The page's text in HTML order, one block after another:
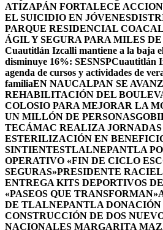
ATIZAPÁN FORTALECE
EL SUICIDIO EN JÓVENES
PARQUE RESIDENCIAL
ÁGIL Y SEGURA PARA MILES
Cuautitlán Izcalli mantiene a la baja
disminuye 16%: SESNSPCuautitlán
agenda de cursos y actividades de
familiaEN NAUCALPAN SE
REHABILITACIÓN DEL
COLOSIO PARA MEJORAR LA
UN MILLÓN DE PERSONAS
TECÁMAC REALIZA
ESTERILIZACIÓN EN
SINTIENTESTLALNEPANTLA
OPERATIVO «FIN DE CICLO
SEGURAS»PRESIDENTE
ENTREGA KITS DEPORTIVOS
«PASEOS QUE TRANSFORMAN»
DE TLALNEPANTLA DONACIÓN
CONSTRUCCIÓN DE DOS
NACIONALES MARGARITA